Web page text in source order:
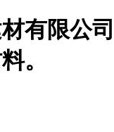
有限公
。